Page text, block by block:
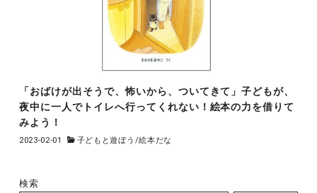
「おばけが出そうで、怖いから、ついてきて」子どもが、
夜中に一人でトイレへ行ってくれない！絵本の力を借りて
みよう！
2023-02-01 子どもと遊ぼう /絵本だな
検索